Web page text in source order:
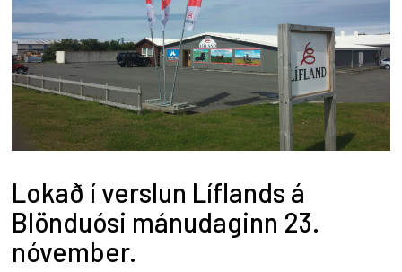
Lokað í verslun Líflands á
Blönduósi mánudaginn 23.
nóvember.